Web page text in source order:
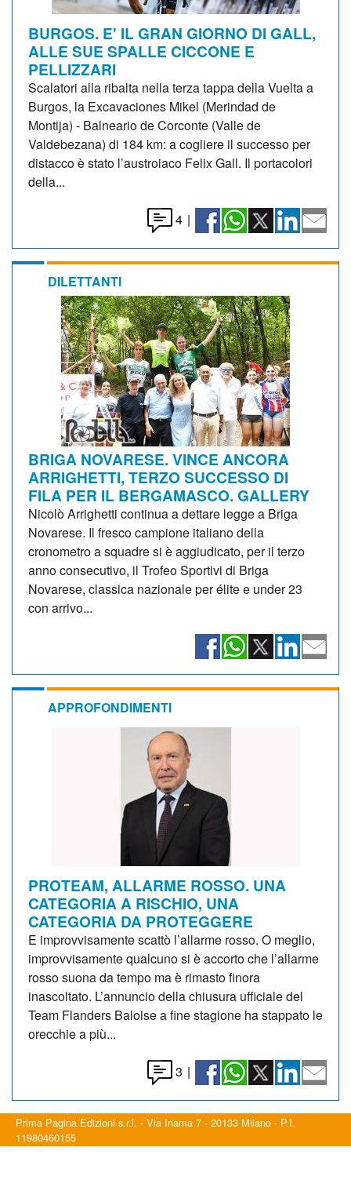
BURGOS. E' IL GRAN GIORNO DI GALL,
ALLE SUE SPALLE CICCONE E
PELLIZZARI
Scalatori alla ribalta nella terza tappa della Vuelta a
Burgos, la Excavaciones Mikel (Merindad de
Montija) - Balneario de Corconte (Valle de
Valdebezana) di 184 km: a cogliere il successo per
distacco è stato l’austroiaco Felix Gall. Il portacolori
della...
4 |
DILETTANTI
BRIGA NOVARESE. VINCE ANCORA
ARRIGHETTI, TERZO SUCCESSO DI
FILA PER IL BERGAMASCO. GALLERY
Nicolò Arrighetti continua a dettare legge a Briga
Novarese. Il fresco campione italiano della
cronometro a squadre si è aggiudicato, per il terzo
anno consecutivo, il Trofeo Sportivi di Briga
Novarese, classica nazionale per élite e under 23
con arrivo...
APPROFONDIMENTI
PROTEAM, ALLARME ROSSO. UNA
CATEGORIA A RISCHIO, UNA
CATEGORIA DA PROTEGGERE
E improvvisamente scattò l’allarme rosso. O meglio,
improvvisamente qualcuno si è accorto che l’allarme
rosso suona da tempo ma è rimasto finora
inascoltato. L’annuncio della chiusura ufficiale del
Team Flanders Baloise a fine stagione ha stappato le
orecchie a più...
3 |
Prima Pagina Edizioni s.r.l. - Via Inama 7 - 20133 Milano - P.I.
11980460155